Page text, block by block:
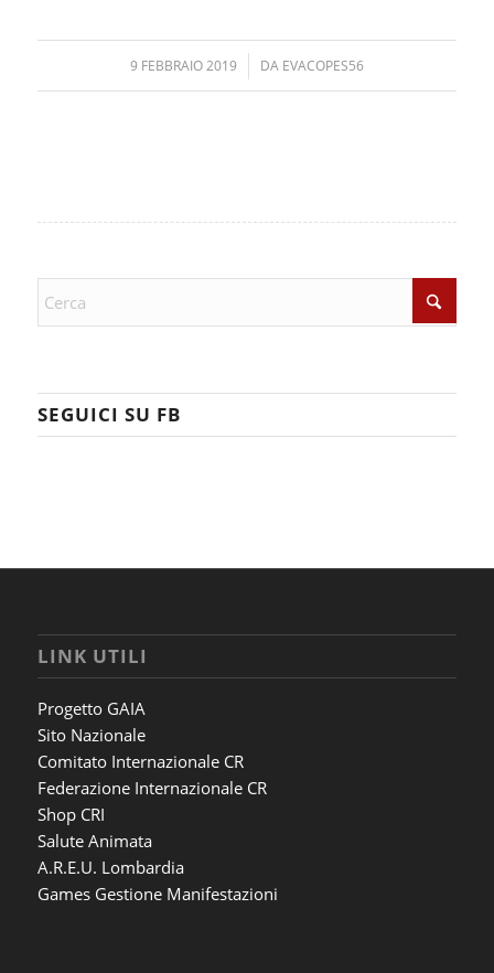
9 FEBBRAIO 2019
/ DA EVACOPES56
SEGUICI SU FB
LINK UTILI
Progetto GAIA
Sito Nazionale
Comitato Internazionale CR
Federazione Internazionale CR
Shop CRI
Salute Animata
A.R.E.U. Lombardia
Games Gestione Manifestazioni